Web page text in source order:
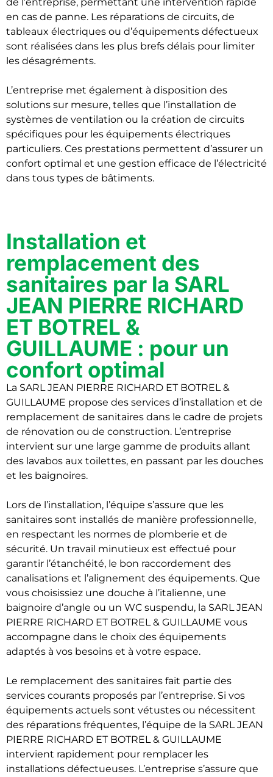
en cas de panne. Les réparations de circuits, de
tableaux électriques ou d’équipements défectueux
sont réalisées dans les plus brefs délais pour limiter
les désagréments.
L’entreprise met également à disposition des
solutions sur mesure, telles que l’installation de
systèmes de ventilation ou la création de circuits
spécifiques pour les équipements électriques
particuliers. Ces prestations permettent d’assurer un
confort optimal et une gestion efficace de l’électricité
dans tous types de bâtiments.
Installation et
remplacement des
sanitaires par la SARL
JEAN PIERRE RICHARD
ET BOTREL &
GUILLAUME : pour un
confort optimal
La SARL JEAN PIERRE RICHARD ET BOTREL &
GUILLAUME propose des services d’installation et de
remplacement de sanitaires dans le cadre de projets
de rénovation ou de construction. L’entreprise
intervient sur une large gamme de produits allant
des lavabos aux toilettes, en passant par les douches
et les baignoires.
Lors de l’installation, l’équipe s’assure que les
sanitaires sont installés de manière professionnelle,
en respectant les normes de plomberie et de
sécurité. Un travail minutieux est effectué pour
garantir l’étanchéité, le bon raccordement des
canalisations et l’alignement des équipements. Que
vous choisissiez une douche à l’italienne, une
baignoire d’angle ou un WC suspendu, la SARL JEAN
PIERRE RICHARD ET BOTREL & GUILLAUME vous
accompagne dans le choix des équipements
adaptés à vos besoins et à votre espace.
Le remplacement des sanitaires fait partie des
services courants proposés par l’entreprise. Si vos
équipements actuels sont vétustes ou nécessitent
des réparations fréquentes, l’équipe de la SARL JEAN
PIERRE RICHARD ET BOTREL & GUILLAUME
intervient rapidement pour remplacer les
installations défectueuses. L’entreprise s’assure que